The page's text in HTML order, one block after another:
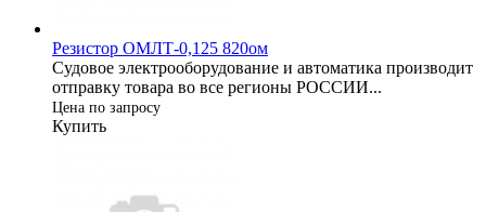
Резистор ОМЛТ-0,125 820ом
Судовое электрооборудование и автоматика производит
отправку товара во все регионы РОССИИ...
Цена по запросу
Купить